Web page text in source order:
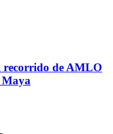
recorrido de AMLO
Maya